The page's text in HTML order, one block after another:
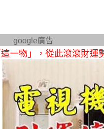
google廣告
一物」，從此滾滾財